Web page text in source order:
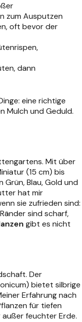
zum Ausputzen
oft bevor der
dann
eine richtige
Mulch und Geduld.
Mit über
(15 cm) bis
Grün, Blau, Gold und
hat mir
sie zufrieden sind:
sind scharf,
gibt es nicht
Der
bietet silbrige
Erfahrung nach
für tiefen
feuchter Erde.